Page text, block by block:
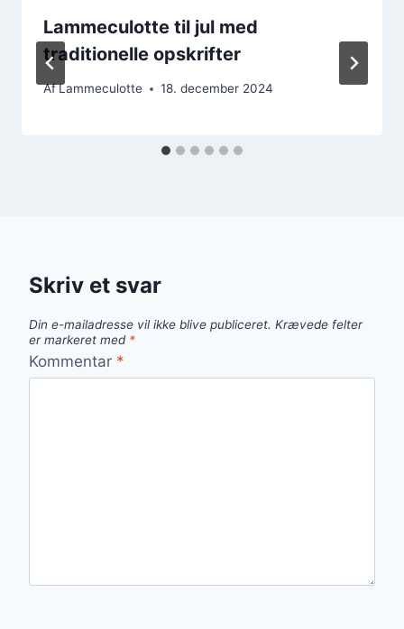
Lammeculotte til jul med
traditionelle opskrifter
AfLammeculotte 18. december 2024
Skriv et svar
Din e-mailadresse vil ikke blive publiceret. Krævede felter
er markeret med *
Kommentar *